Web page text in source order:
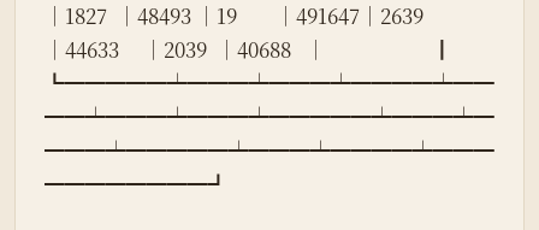
│1827  │48493 │19        │491647│2639
│44633     │2039  │40688   │                      ┃
┗━━━━━┷━━━┷━━━┷━━━━┷━━
━━┷━━━┷━━━┷━━━━━┷━━━┷━
━━━┷━━━━━┷━━━┷━━━━┷━━━
━━━━━━━━┛